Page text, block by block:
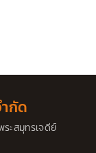
กัด
ะสมุทรเจดีย์